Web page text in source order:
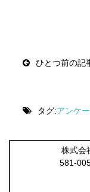
navigationひとつ前の記
タグ:アンケ
株式会
581-